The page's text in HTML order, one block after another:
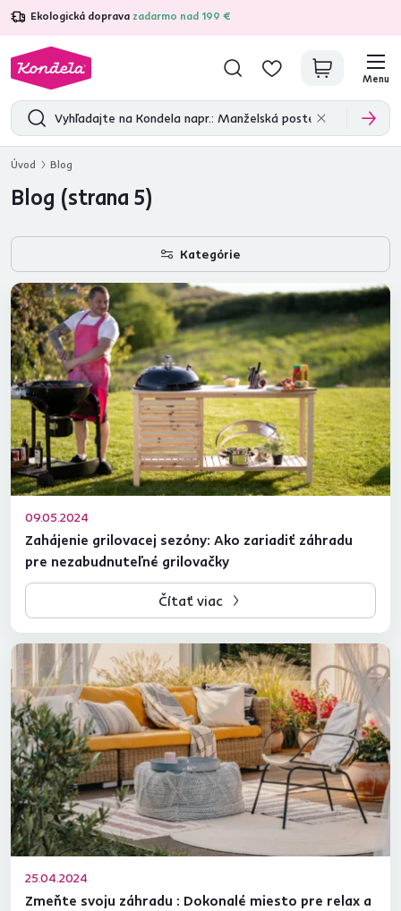
Ekologická doprava zadarmo nad 199 €
4,7 31 211overených produktových recenzií
Menu
Úvod Blog
Blog (strana 5)
09.05.2024
Zahájenie grilovacej sezóny: Ako zariadiť záhradu
pre nezabudnuteľné grilovačky
Čítať viac
25.04.2024
Zmeňte svoju záhradu : Dokonalé miesto pre relax a
Kategórie